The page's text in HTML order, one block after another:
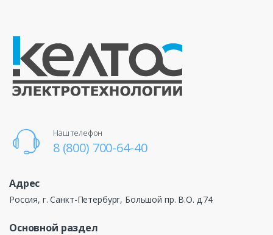
Наш телефон
8 (800) 700-64-40
Адрес
Россия, г. Санкт-Петербург, Большой пр. В.О. д.74
Основной раздел